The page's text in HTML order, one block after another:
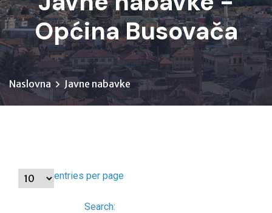
Općina Busovača
Naslovna Javne nabavke
entries per page
Search: